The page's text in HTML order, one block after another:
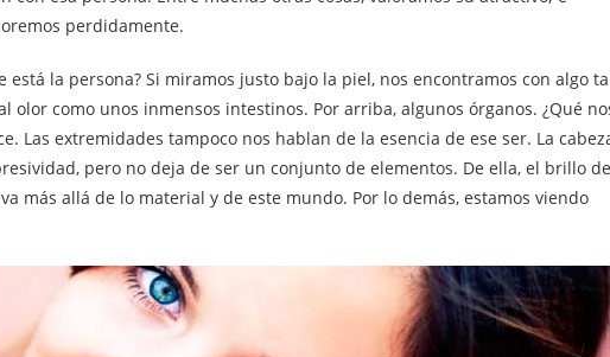
perdidamente.
está la persona? Si miramos justo bajo la piel, nos encontramos con algo
olor como unos inmensos intestinos. Por arriba, algunos órganos. ¿Qué
Las extremidades tampoco nos hablan de la esencia de ese ser. La
pero no deja de ser un conjunto de elementos. De ella, el brillo de
más allá de lo material y de este mundo. Por lo demás, estamos viendo